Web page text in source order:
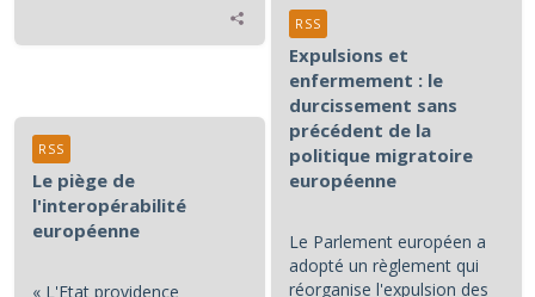
Expulsions et
enfermement : le
durcissement sans
précédent de la
politique migratoire
européenne
Le Parlement européen a
adopté un règlement qui
réorganise l'expulsion des
RSS
Le piège de
l'interopérabilité
européenne
« L'Etat providence
RSS